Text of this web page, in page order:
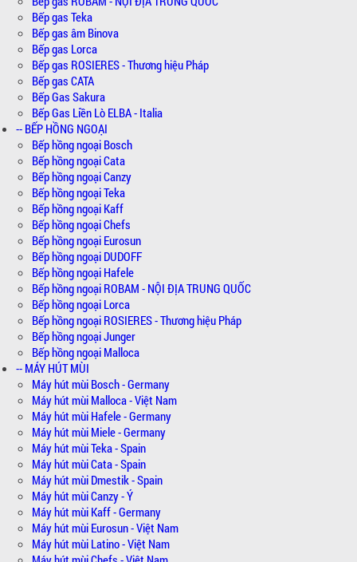
Bếp gas Teka
Bếp gas âm Binova
Bếp gas Lorca
Bếp gas ROSIERES - Thương hiệu Pháp
Bếp gas CATA
Bếp Gas Sakura
Bếp Gas Liền Lò ELBA - Italia
-- BẾP HỒNG NGOẠI
Bếp hồng ngoại Bosch
Bếp hồng ngoại Cata
Bếp hồng ngoại Canzy
Bếp hồng ngoại Teka
Bếp hồng ngoại Kaff
Bếp hồng ngoại Chefs
Bếp hồng ngoại Eurosun
Bếp hồng ngoại DUDOFF
Bếp hồng ngoại Hafele
Bếp hồng ngoại ROBAM - NỘI ĐỊA TRUNG QUỐC
Bếp hồng ngoại Lorca
Bếp hồng ngoại ROSIERES - Thương hiệu Pháp
Bếp hồng ngoại Junger
Bếp hồng ngoại Malloca
-- MÁY HÚT MÙI
Máy hút mùi Bosch - Germany
Máy hút mùi Malloca - Việt Nam
Máy hút mùi Hafele - Germany
Máy hút mùi Miele - Germany
Máy hút mùi Teka - Spain
Máy hút mùi Cata - Spain
Máy hút mùi Dmestik - Spain
Máy hút mùi Canzy - Ý
Máy hút mùi Kaff - Germany
Máy hút mùi Eurosun - Việt Nam
Máy hút mùi Latino - Việt Nam